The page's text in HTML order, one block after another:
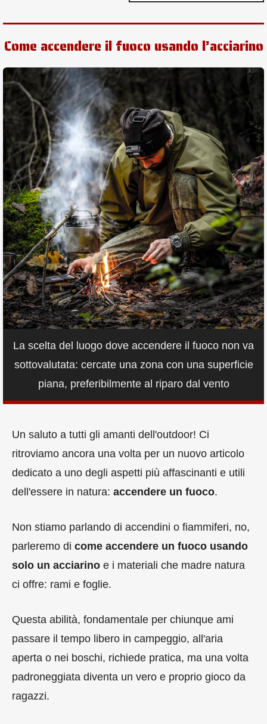
Come accendere il fuoco usando l’acciarino
La scelta del luogo dove accendere il fuoco non va
sottovalutata: cercate una zona con una superficie
piana, preferibilmente al riparo dal vento
Un saluto a tutti gli amanti dell'outdoor! Ci
ritroviamo ancora una volta per un nuovo articolo
dedicato a uno degli aspetti più affascinanti e utili
dell'essere in natura: accendere un fuoco.
Non stiamo parlando di accendini o fiammiferi, no,
parleremo di come accendere un fuoco usando
solo un acciarino e i materiali che madre natura
ci offre: rami e foglie.
Questa abilità, fondamentale per chiunque ami
passare il tempo libero in campeggio, all'aria
aperta o nei boschi, richiede pratica, ma una volta
padroneggiata diventa un vero e proprio gioco da
ragazzi.